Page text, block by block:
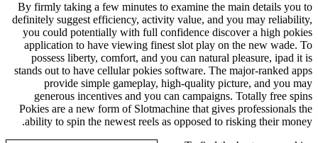
By firmly taking a few minutes to examine the main details you to
definitely suggest efficiency, activity value, and you may reliability,
you could potentially with full confidence discover a high pokies
application to have viewing finest slot play on the new wade. To
possess liberty, comfort, and you can natural pleasure, ipad it is
stands out to have cellular pokies software. The major-ranked apps
provide simple gameplay, high-quality picture, and you may
generous incentives and you can campaigns. Totally free spins
Pokies are a new form of Slotmachine that gives professionals the
ability to spin the newest reels as opposed to risking their money.